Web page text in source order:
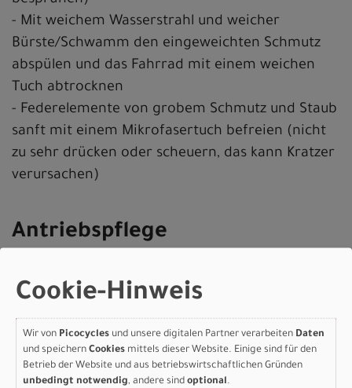
- Mit weichem Wasserstrahl und weicher
Bürste/Schwamm den eingeweichten Schmutz
abspülen und das Fahrrad mit einem weichen
Tuch abtrocknen
- Federelemente von grobem Schmutz und Staub
sanft mit einem Mikrofasertuch befreien (nicht
zu sehr drücken oder scheuern, das kann Kratzer
verursachen)
Antriebspflege
einen alten Lappen (z.B. Laken, altes
- Jedes Kettenglied mit einem Tropfen Öl bzw. bei
einem Wachsantrieb mit einem Tropfen
Kettenwachs beträufeln und überschüssiges
Cookie-Hinweis
Wir von Picocycles und unsere digitalen Partner verarbeiten Daten
und speichern Cookies mittels dieser Website. Einige sind für den
Betrieb der Website und aus betriebswirtschaftlichen Gründen
unbedingt notwendig, andere sind optional.